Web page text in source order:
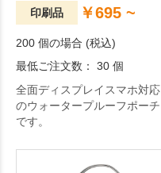
印刷品 ￥695 ~
200 個の場合 (税込)
最低ご注文数： 30 個
全面ディスプレイスマホ対応
のウォータープルーフポーチ
です。